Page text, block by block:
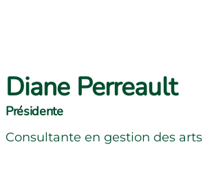
Diane Perreault
Présidente
Consultante en gestion des arts